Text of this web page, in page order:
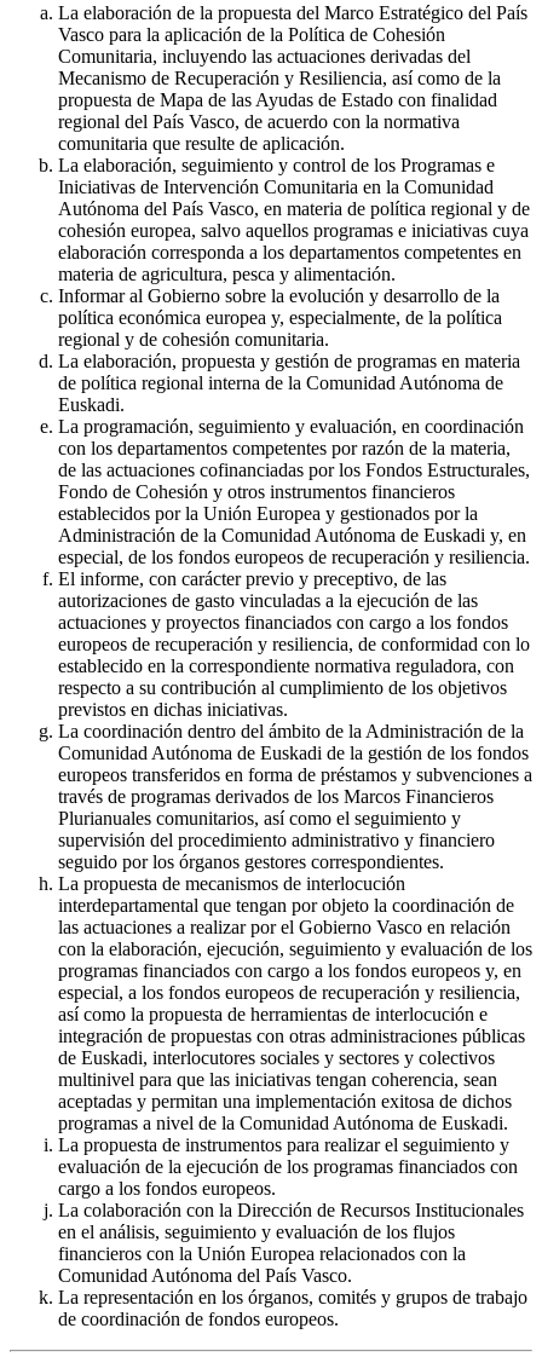
La elaboración de la propuesta del Marco Estratégico del País
Vasco para la aplicación de la Política de Cohesión
Comunitaria, incluyendo las actuaciones derivadas del
Mecanismo de Recuperación y Resiliencia, así como de la
propuesta de Mapa de las Ayudas de Estado con finalidad
regional del País Vasco, de acuerdo con la normativa
comunitaria que resulte de aplicación.
La elaboración, seguimiento y control de los Programas e
Iniciativas de Intervención Comunitaria en la Comunidad
Autónoma del País Vasco, en materia de política regional y de
cohesión europea, salvo aquellos programas e iniciativas cuya
elaboración corresponda a los departamentos competentes en
materia de agricultura, pesca y alimentación.
Informar al Gobierno sobre la evolución y desarrollo de la
política económica europea y, especialmente, de la política
regional y de cohesión comunitaria.
La elaboración, propuesta y gestión de programas en materia
de política regional interna de la Comunidad Autónoma de
Euskadi.
La programación, seguimiento y evaluación, en coordinación
con los departamentos competentes por razón de la materia,
de las actuaciones cofinanciadas por los Fondos Estructurales,
Fondo de Cohesión y otros instrumentos financieros
establecidos por la Unión Europea y gestionados por la
Administración de la Comunidad Autónoma de Euskadi y, en
especial, de los fondos europeos de recuperación y resiliencia.
El informe, con carácter previo y preceptivo, de las
autorizaciones de gasto vinculadas a la ejecución de las
actuaciones y proyectos financiados con cargo a los fondos
europeos de recuperación y resiliencia, de conformidad con lo
establecido en la correspondiente normativa reguladora, con
respecto a su contribución al cumplimiento de los objetivos
previstos en dichas iniciativas.
La coordinación dentro del ámbito de la Administración de la
Comunidad Autónoma de Euskadi de la gestión de los fondos
europeos transferidos en forma de préstamos y subvenciones a
través de programas derivados de los Marcos Financieros
Plurianuales comunitarios, así como el seguimiento y
supervisión del procedimiento administrativo y financiero
seguido por los órganos gestores correspondientes.
La propuesta de mecanismos de interlocución
interdepartamental que tengan por objeto la coordinación de
las actuaciones a realizar por el Gobierno Vasco en relación
con la elaboración, ejecución, seguimiento y evaluación de los
programas financiados con cargo a los fondos europeos y, en
especial, a los fondos europeos de recuperación y resiliencia,
así como la propuesta de herramientas de interlocución e
integración de propuestas con otras administraciones públicas
de Euskadi, interlocutores sociales y sectores y colectivos
multinivel para que las iniciativas tengan coherencia, sean
aceptadas y permitan una implementación exitosa de dichos
programas a nivel de la Comunidad Autónoma de Euskadi.
La propuesta de instrumentos para realizar el seguimiento y
evaluación de la ejecución de los programas financiados con
cargo a los fondos europeos.
La colaboración con la Dirección de Recursos Institucionales
en el análisis, seguimiento y evaluación de los flujos
financieros con la Unión Europea relacionados con la
Comunidad Autónoma del País Vasco.
La representación en los órganos, comités y grupos de trabajo
de coordinación de fondos europeos.